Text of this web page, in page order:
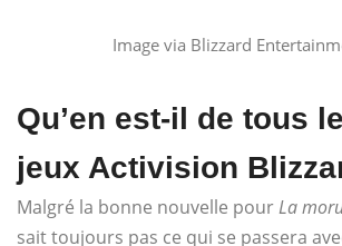
Image via Blizzard
Qu’en est-il de tous
jeux Activision
Malgré la bonne nouvelle pourLa
sait toujours pas ce qui se passera